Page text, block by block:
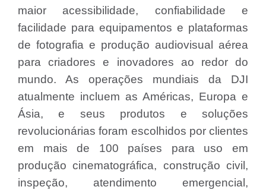
maior acessibilidade, confiabilidade e
facilidade para equipamentos e plataformas
de fotografia e produção audiovisual aérea
para criadores e inovadores ao redor do
mundo. As operações mundiais da DJI
atualmente incluem as Américas, Europa e
Ásia, e seus produtos e soluções
revolucionárias foram escolhidos por clientes
em mais de 100 países para uso em
produção cinematográfica, construção civil,
inspeção, atendimento emergencial,